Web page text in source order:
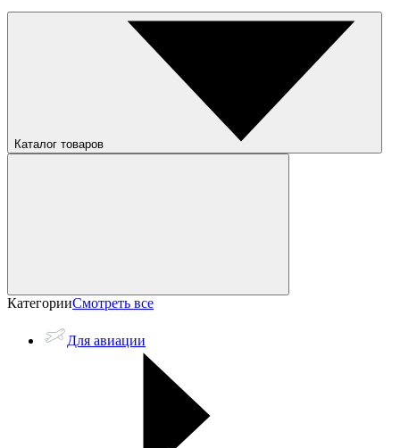
Каталог товаров
КатегорииСмотреть все
Для авиации